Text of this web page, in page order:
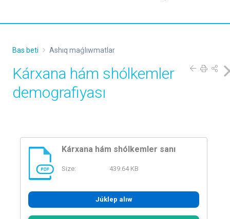
Bas beti Ashıq maǵlıwmatlar
Kárxana hám shólkemler
demografiyası
PDF
Kárxana hám shólkemler sanı
Size: 439.64 KB
Júklep alıw